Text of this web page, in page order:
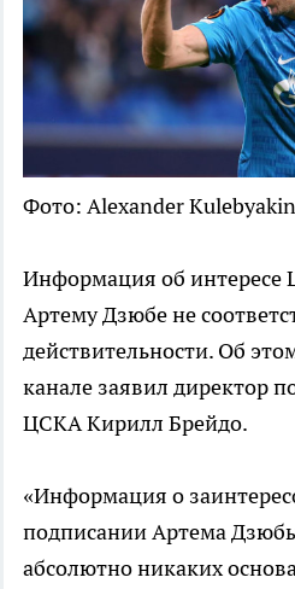
Фото: Alexander
Информация об
Артему Дзюбе не
действительности. Об
канале заявил директор
ЦСКА Кирилл Брейдо.
«Информация о
подписании Артема
абсолютно никаких